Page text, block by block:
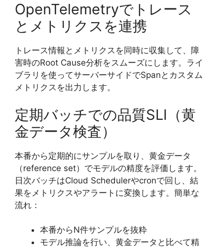
OpenTelemetryでトレース
とメトリクスを連携
トレース情報とメトリクスを同時に収集して、障
害時のRoot Cause分析をスムーズにします。ライ
ブラリを使ってサーバーサイドでSpanとカスタム
メトリクスを出力します。
定期バッチでの品質SLI（黄
金データ検査）
本番から定期的にサンプルを取り、黄金データ
（reference set）でモデルの精度を評価します。
日次バッチはCloud Schedulerやcronで回し、結
果をメトリクスやアラートに変換します。簡単な
流れ：
本番からN件サンプルを抜粋
モデル推論を行い、黄金データと比べて精